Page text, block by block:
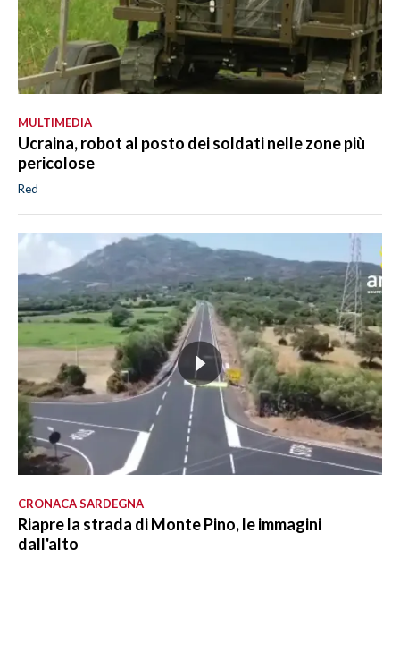
MULTIMEDIA
Ucraina, robot al posto dei soldati nelle zone più
pericolose
Red
CRONACA SARDEGNA
Riapre la strada di Monte Pino, le immagini
dall'alto